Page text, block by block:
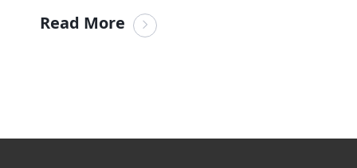
Read More